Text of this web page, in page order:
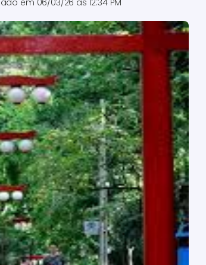
em 06/03/26 às 12:34 PM